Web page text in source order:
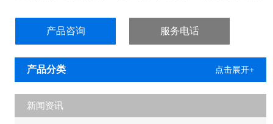
产品咨询 服务电话
产品分类 点击展开+
新闻资讯